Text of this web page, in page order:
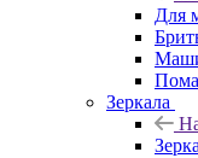
Для
Зеркала